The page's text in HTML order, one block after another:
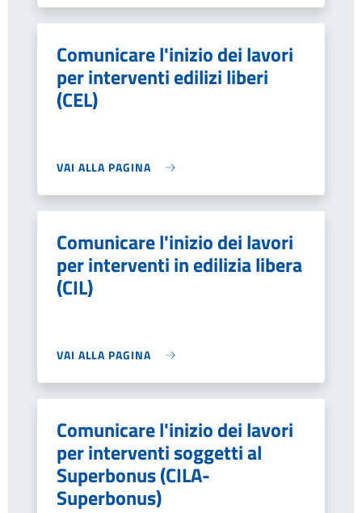
Comunicare l'inizio dei lavori
per interventi edilizi liberi
(CEL)
VAI ALLA PAGINA
Comunicare l'inizio dei lavori
per interventi in edilizia libera
(CIL)
VAI ALLA PAGINA
Comunicare l'inizio dei lavori
per interventi soggetti al
Superbonus (CILA-
Superbonus)